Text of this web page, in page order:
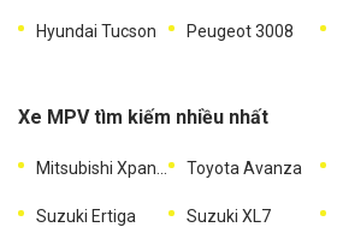
Hyundai Tucson Peugeot 3008
Xe MPV tìm kiếm nhiều nhất
Toyota Avanza
Suzuki Ertiga Suzuki XL7